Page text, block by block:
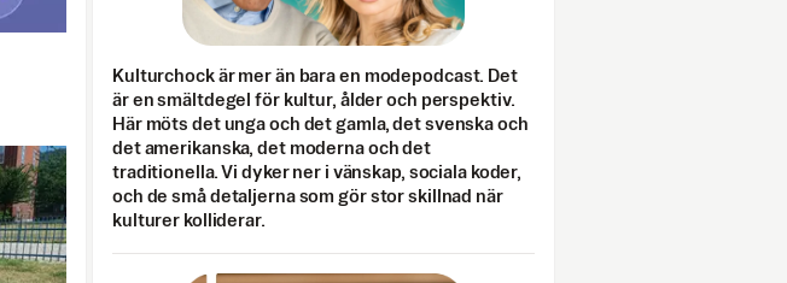
Kulturchock är mer än bara en modepodcast. Det
är en smältdegel för kultur, ålder och perspektiv.
Här möts det unga och det gamla, det svenska och
det amerikanska, det moderna och det
traditionella. Vi dyker ner i vänskap, sociala koder,
och de små detaljerna som gör stor skillnad när
kulturer kolliderar.